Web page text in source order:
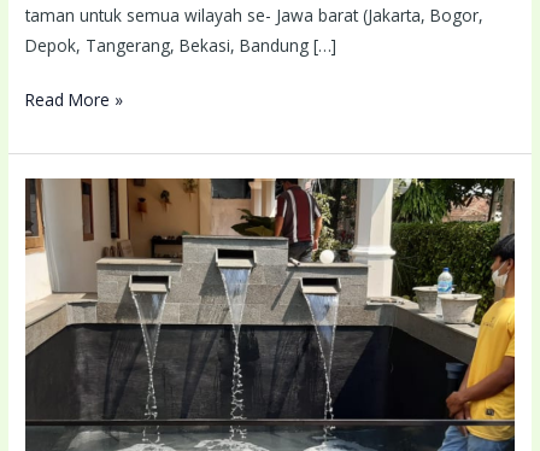
taman untuk semua wilayah se- Jawa barat (Jakarta, Bogor,
Depok, Tangerang, Bekasi, Bandung […]
Read More »
Tukang
Taman
Rumah
Terdekat
Lokasi
Anda